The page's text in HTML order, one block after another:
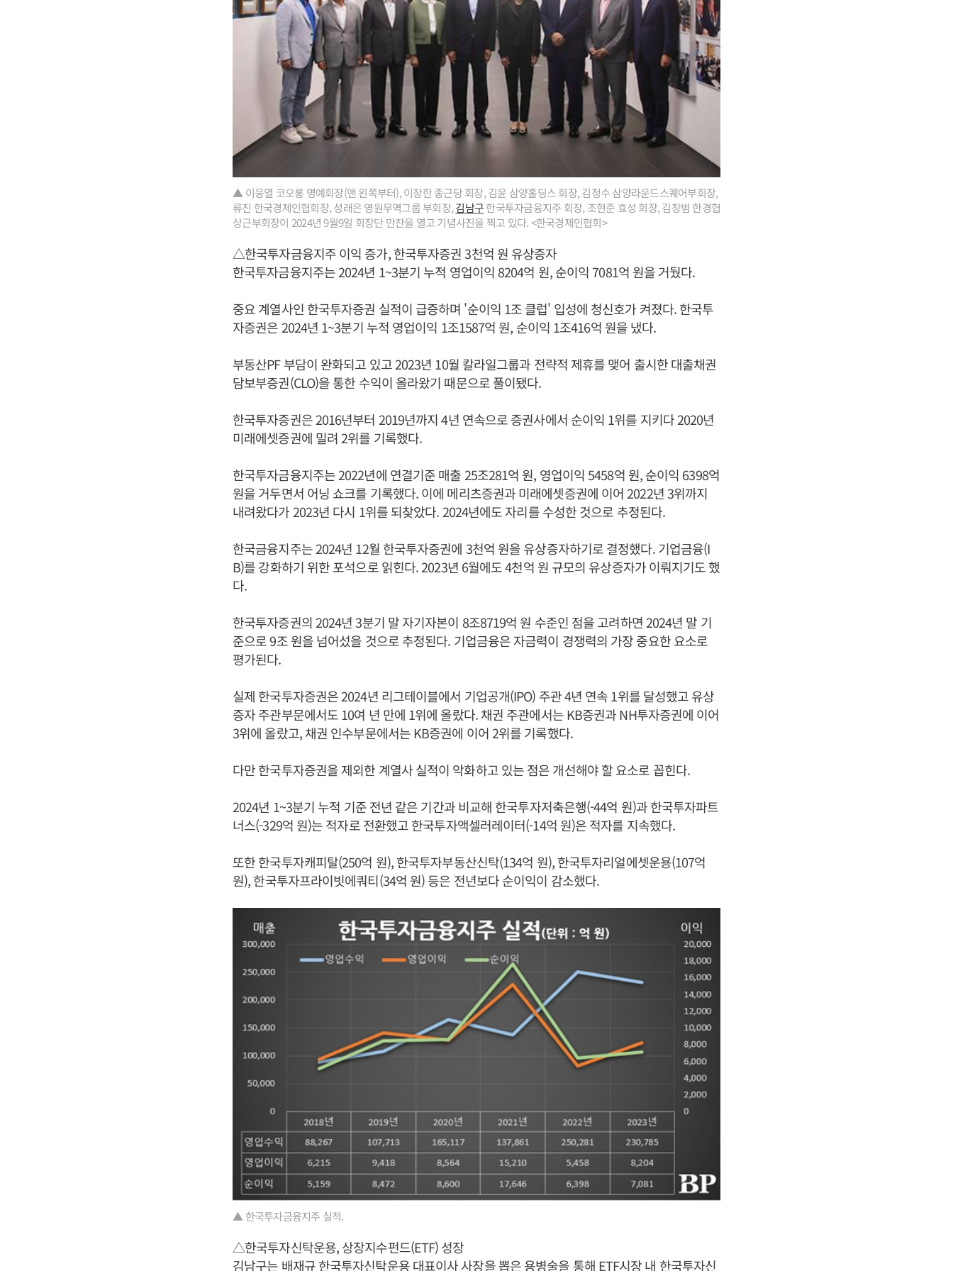
▲ 이웅열 코오롱 명예회장(맨 왼쪽부터), 이장한 종근당 회장, 김윤 삼양홀딩스 회장, 김정수 삼양라운드스퀘어부회장,
류진 한국경제인협회장, 성래은 영원무역그룹 부회장,김남구한국투자금융지주 회장, 조현준 효성 회장, 김창범 한경협
상근부회장이 2024년 9월9일 회장단 만찬을 열고 기념사진을 찍고 있다. <한국경제인협회>
△한국투자금융지주 이익 증가, 한국투자증권 3천억 원 유상증자
한국투자금융지주는 2024년 1~3분기 누적 영업이익 8204억 원, 순이익 7081억 원을 거뒀다.
중요 계열사인 한국투자증권 실적이 급증하며 '순이익 1조 클럽' 입성에 청신호가 켜졌다. 한국투
자증권은 2024년 1~3분기 누적 영업이익 1조1587억 원, 순이익 1조416억 원을 냈다.
부동산PF 부담이 완화되고 있고 2023년 10월 칼라일그룹과 전략적 제휴를 맺어 출시한 대출채권
담보부증권(CLO)을 통한 수익이 올라왔기 때문으로 풀이됐다.
한국투자증권은 2016년부터 2019년까지 4년 연속으로 증권사에서 순이익 1위를 지키다 2020년
미래에셋증권에 밀려 2위를 기록했다.
한국투자금융지주는 2022년에 연결기준 매출 25조281억 원, 영업이익 5458억 원, 순이익 6398억
원을 거두면서 어닝 쇼크를 기록했다. 이에 메리츠증권과 미래에셋증권에 이어 2022년 3위까지
내려왔다가 2023년 다시 1위를 되찾았다. 2024년에도 자리를 수성한 것으로 추정된다.
한국금융지주는 2024년 12월 한국투자증권에 3천억 원을 유상증자하기로 결정했다. 기업금융(I
B)를 강화하기 위한 포석으로 읽힌다. 2023년 6월에도 4천억 원 규모의 유상증자가 이뤄지기도 했
다.
한국투자증권의 2024년 3분기 말 자기자본이 8조8719억 원 수준인 점을 고려하면 2024년 말 기
준으로 9조 원을 넘어섰을 것으로 추정된다. 기업금융은 자금력이 경쟁력의 가장 중요한 요소로
평가된다.
실제 한국투자증권은 2024년 리그테이블에서 기업공개(IPO) 주관 4년 연속 1위를 달성했고 유상
증자 주관부문에서도 10여 년 만에 1위에 올랐다. 채권 주관에서는 KB증권과 NH투자증권에 이어
3위에 올랐고, 채권 인수부문에서는 KB증권에 이어 2위를 기록했다.
다만 한국투자증권을 제외한 계열사 실적이 악화하고 있는 점은 개선해야 할 요소로 꼽힌다.
2024년 1~3분기 누적 기준 전년 같은 기간과 비교해 한국투자저축은행(-44억 원)과 한국투자파트
너스(-329억 원)는 적자로 전환했고 한국투자액셀러레이터(-14억 원)은 적자를 지속했다.
또한 한국투자캐피탈(250억 원), 한국투자부동산신탁(134억 원), 한국투자리얼에셋운용(107억
원), 한국투자프라이빗에쿼티(34억 원) 등은 전년보다 순이익이 감소했다.
▲ 한국투자금융지주 실적.
△한국투자신탁운용, 상장지수펀드(ETF) 성장
김남구는 배재규 한국투자신탁운용 대표이사 사장을 뽑은 용병술을 통해 ETF시장 내 한국투자신